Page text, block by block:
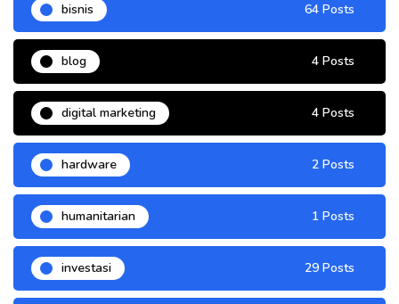
bisnis 64 Posts
blog 4 Posts
digital marketing 4 Posts
hardware 2 Posts
humanitarian 1 Posts
investasi 29 Posts